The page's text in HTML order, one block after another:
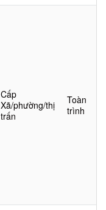
Cấp
Xã/phường/thị
trấn
Toàn
trình